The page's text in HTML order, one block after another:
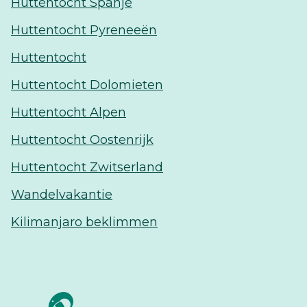
Huttentocht Pyreneeën
Huttentocht
Huttentocht Dolomieten
Huttentocht Alpen
Huttentocht Oostenrijk
Huttentocht Zwitserland
Wandelvakantie
Kilimanjaro beklimmen